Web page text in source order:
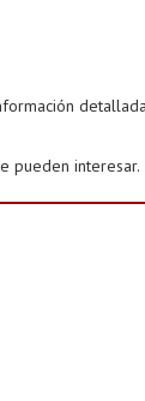
pueden interesar.